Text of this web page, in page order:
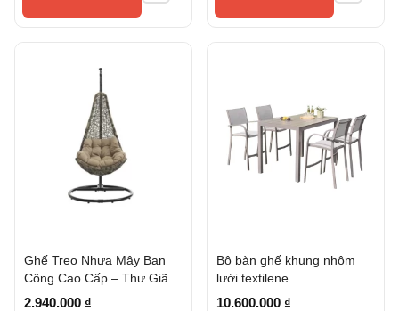
Ghế Treo Nhựa Mây Ban
Công Cao Cấp – Thư Giãn,
Bền Đẹp, Giá Tốt
2.940.000 ₫
Bộ bàn ghế khung nhôm
lưới textilene
10.600.000 ₫